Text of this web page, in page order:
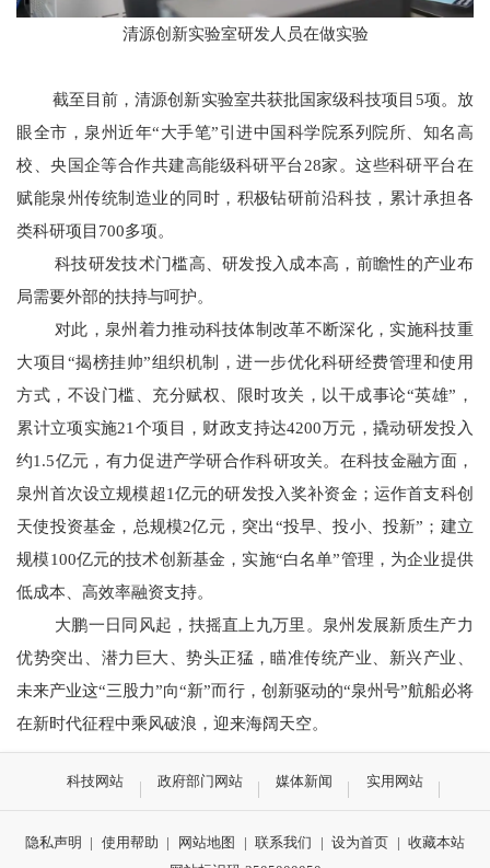
清源创新实验室研发人员在做实验
截至目前，清源创新实验室共获批国家级科技项目5项。放
眼全市，泉州近年“大手笔”引进中国科学院系列院所、知名高
校、央国企等合作共建高能级科研平台28家。这些科研平台在
赋能泉州传统制造业的同时，积极钻研前沿科技，累计承担各
类科研项目700多项。
科技研发技术门槛高、研发投入成本高，前瞻性的产业布
局需要外部的扶持与呵护。
对此，泉州着力推动科技体制改革不断深化，实施科技重
大项目“揭榜挂帅”组织机制，进一步优化科研经费管理和使用
方式，不设门槛、充分赋权、限时攻关，以干成事论“英雄”，
累计立项实施21个项目，财政支持达4200万元，撬动研发投入
约1.5亿元，有力促进产学研合作科研攻关。在科技金融方面，
泉州首次设立规模超1亿元的研发投入奖补资金；运作首支科创
天使投资基金，总规模2亿元，突出“投早、投小、投新”；建立
规模100亿元的技术创新基金，实施“白名单”管理，为企业提供
低成本、高效率融资支持。
大鹏一日同风起，扶摇直上九万里。泉州发展新质生产力
优势突出、潜力巨大、势头正猛，瞄准传统产业、新兴产业、
未来产业这“三股力”向“新”而行，创新驱动的“泉州号”航船必将
在新时代征程中乘风破浪，迎来海阔天空。
科技网站 政府部门网站 媒体新闻 实用网站
隐私声明 | 使用帮助 | 网站地图 | 联系我们 | 设为首页 | 收藏本站